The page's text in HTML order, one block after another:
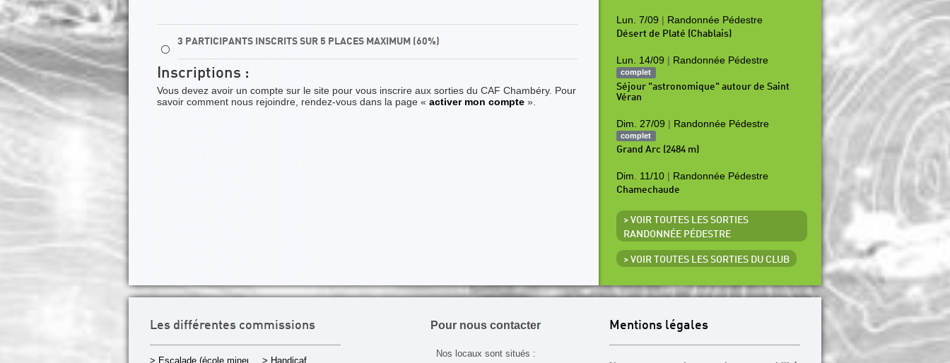
⚪
3 PARTICIPANTS INSCRITS SUR 5 PLACES MAXIMUM (60%)
Inscriptions :
Vous devez avoir un compte sur le site pour vous inscrire aux sorties du CAF Chambéry. Pour
savoir comment nous rejoindre, rendez-vous dans la page « activer mon compte ».
Lun. 7/09 | Randonnée Pédestre
Désert de Platé (Chablais)
Lun. 14/09 | Randonnée Pédestre
complet
Séjour "astronomique" autour de Saint
Véran
Dim. 27/09 | Randonnée Pédestre
complet
Grand Arc (2484 m)
Dim. 11/10 | Randonnée Pédestre
Chamechaude
> VOIR TOUTES LES SORTIES
RANDONNÉE PÉDESTRE
> VOIR TOUTES LES SORTIES DU CLUB
Les différentes commissions
> Escalade (école mineurs) > Handicaf
Pour nous contacter
Nos locaux sont situés :
Mentions légales